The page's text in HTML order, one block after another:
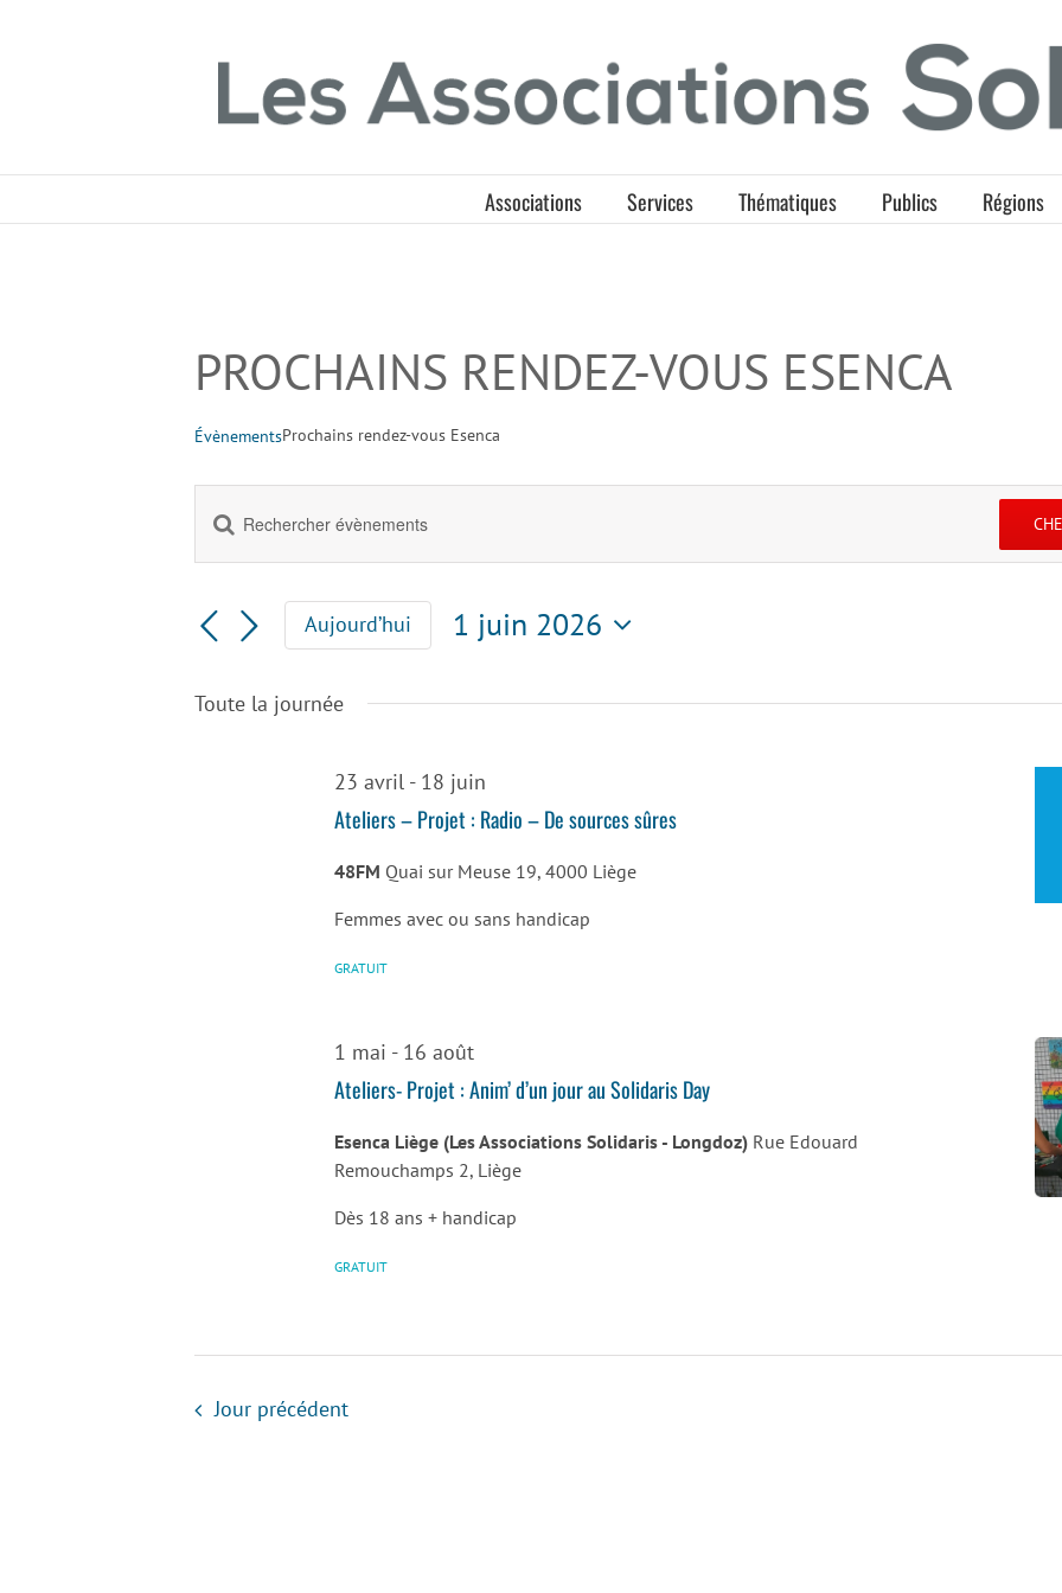
Associations Services Thématiques Publics Régions
PROCHAINS RENDEZ-VOUS ESENCA
ÉvènementsProchains rendez-vous Esenca
Recherche
et
navigation
de
Évènements
Saisir
mot-
Évènements
clé.
Aujourd’hui
1 juin 2026
Toute la journée
23 avril - 18 juin
Ateliers – Projet : Radio – De sources sûres
48FM Quai sur Meuse 19, 4000 Liège
Femmes avec ou sans handicap
GRATUIT
1 mai - 16 août
Ateliers- Projet : Anim’ d’un jour au Solidaris Day
Esenca Liège (Les Associations Solidaris - Longdoz) Rue Edouard
Remouchamps 2, Liège
Dès 18 ans + handicap
GRATUIT
Jour précédent